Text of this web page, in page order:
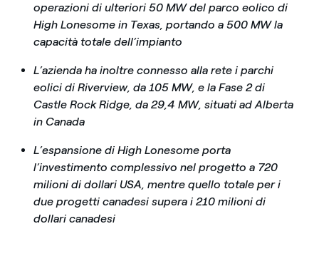
operazioni di ulteriori 50 MW del parco eolico di
High Lonesome in Texas, portando a 500 MW la
capacità totale dell’impianto
L’azienda ha inoltre connesso alla rete i parchi
eolici di Riverview, da 105 MW, e la Fase 2 di
Castle Rock Ridge, da 29,4 MW, situati ad Alberta
in Canada
L’espansione di High Lonesome porta
l’investimento complessivo nel progetto a 720
milioni di dollari USA, mentre quello totale per i
due progetti canadesi supera i 210 milioni di
dollari canadesi